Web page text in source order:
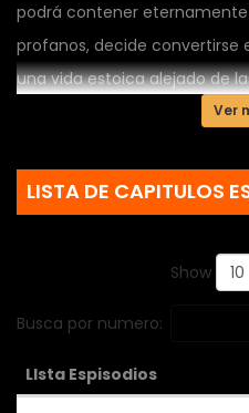
podrá contener eternamente
profanos, decide convertirse
una vida estoica alejado de
creía él, porque su
Ver
LISTA DE CAPITULOS
Show
Busca por numero:
LIsta Espisodios